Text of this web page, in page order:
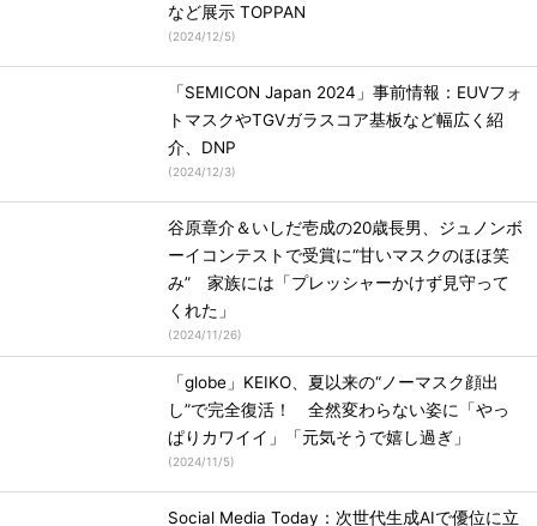
など展示 TOPPAN
(2024/12/5)
「SEMICON Japan 2024」事前情報：EUVフォ
トマスクやTGVガラスコア基板など幅広く紹
介、DNP
(2024/12/3)
谷原章介＆いしだ壱成の20歳長男、ジュノンボ
ーイコンテストで受賞に“甘いマスクのほほ笑
み” 家族には「プレッシャーかけず見守って
くれた」
(2024/11/26)
「globe」KEIKO、夏以来の“ノーマスク顔出
し”で完全復活！ 全然変わらない姿に「やっ
ぱりカワイイ」「元気そうで嬉し過ぎ」
(2024/11/5)
Social Media Today：次世代生成AIで優位に立